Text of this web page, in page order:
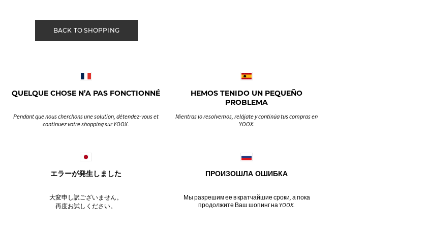
BACK TO SHOPPING
QUELQUE CHOSE N’A PAS FONCTIONNÉ
Pendant que nous cherchons une solution, détendez-vous et
continuez votre shopping sur YOOX.
HEMOS TENIDO UN PEQUEÑO
PROBLEMA
Mientras lo resolvemos, relájate y continúa tus compras en
YOOX.
エラーが発生しました
大変申し訳ございません。
再度お試しください。
ПРОИЗОШЛА ОШИБКА
Мы разрешим ее в кратчайшие сроки, а пока
продолжите Ваш шопинг на YOOX.